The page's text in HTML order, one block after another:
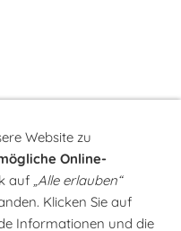
Website zu
Online-
auf „Alle erlauben“
Klicken Sie auf
Informationen und die